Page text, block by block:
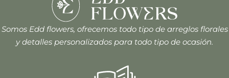
Somos Edd flowers, ofrecemos todo tipo de arreglos florales
y detalles personalizados para todo tipo de ocasión.